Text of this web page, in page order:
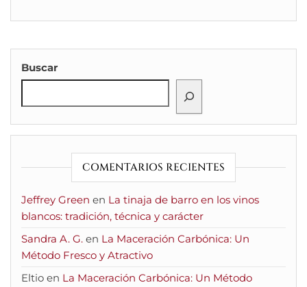
Buscar
COMENTARIOS RECIENTES
Jeffrey Green en La tinaja de barro en los vinos
blancos: tradición, técnica y carácter
Sandra A. G. en La Maceración Carbónica: Un
Método Fresco y Atractivo
Eltio en La Maceración Carbónica: Un Método